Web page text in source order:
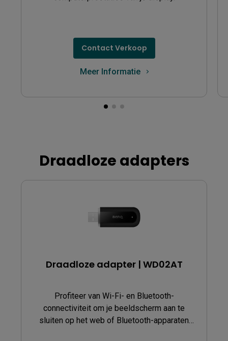
Contact Verkoop
Meer Informatie
Draadloze adapters
Draadloze adapter | WD02AT
Profiteer van Wi-Fi- en Bluetooth-
connectiviteit om je beeldscherm aan te
sluiten op het web of Bluetooth-apparaten